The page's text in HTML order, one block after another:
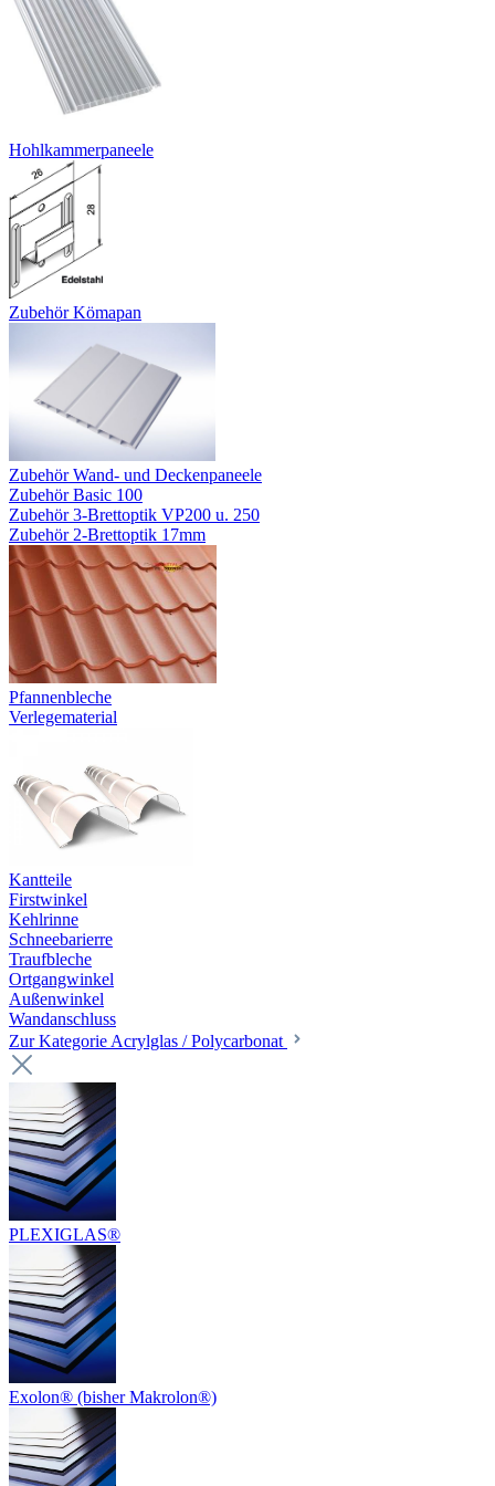
Hohlkammerpaneele
Zubehör Kömapan
Zubehör Wand- und Deckenpaneele
Zubehör Basic 100
Zubehör 3-Brettoptik VP200 u. 250
Zubehör 2-Brettoptik 17mm
Pfannenbleche
Verlegematerial
Kantteile
Firstwinkel
Kehlrinne
Schneebarierre
Traufbleche
Ortgangwinkel
Außenwinkel
Wandanschluss
Zur Kategorie Acrylglas / Polycarbonat
PLEXIGLAS®
Exolon® (bisher Makrolon®)